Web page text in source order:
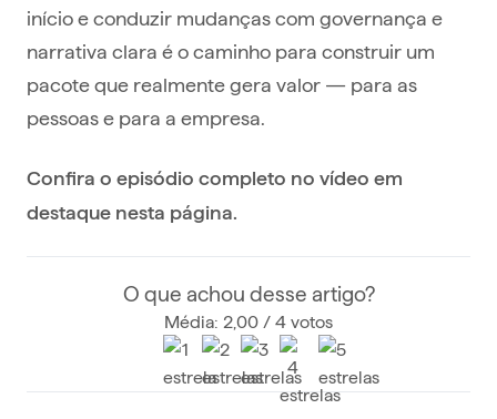
início e conduzir mudanças com governança e
narrativa clara é o caminho para construir um
pacote que realmente gera valor — para as
pessoas e para a empresa.
Confira o episódio completo no vídeo em
destaque nesta página.
O que achou desse artigo?
Média: 2,00 / 4 votos